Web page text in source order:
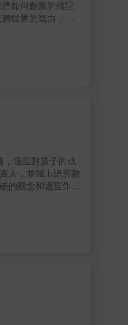
想的工具。 &
在每一天，透過點
，這些對孩子的成
人，並加上語言教
的觀念和適宜作